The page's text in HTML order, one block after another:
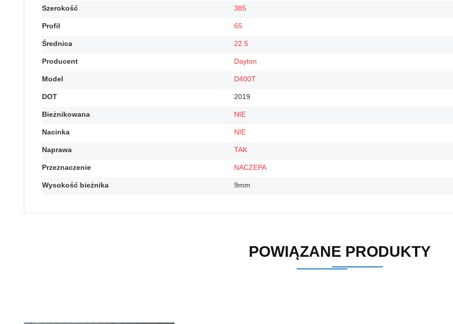
Szerokość 385
Profil 65
Średnica 22.5
Producent Dayton
Model D400T
DOT 2019
Bieżnikowana NIE
Nacinka NIE
Naprawa TAK
Przeznaczenie NACZEPA
Wysokość bieżnika 9mm
POWIĄZANE PRODUKTY